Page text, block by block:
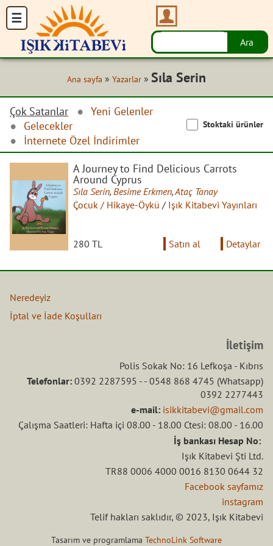
Ana sayfa » Yazarlar » Sıla Serin
Çok Satanlar
Yeni Gelenler
Gelecekler
İnternete Özel İndirimler
Stoktaki ürünler
A Journey to Find Delicious Carrots
Around Cyprus
Sıla Serin, Besime Erkmen,Ataç Tanay
Çocuk / Hikaye-Öykü / Işık Kitabevi Yayınları
280 TL Satın al Detaylar
Neredeyiz
İptal ve İade Koşulları
İletişim
Polis Sokak No: 16 Lefkoşa - Kıbrıs
Telefonlar: 0392 2287595 - - 0548 868 4745 (Whatsapp)
0392 2277443
e-mail: isikkitabevi@gmail.com
Çalışma Saatleri: Hafta içi 08.00 - 18.00 Ctesi: 08.00 - 16.00
İş bankası Hesap No:
Işık Kitabevi Şti Ltd.
TR88 0006 4000 0016 8130 0644 32
Facebook sayfamız
instagram
Telif hakları saklıdır, © 2023, Işık Kitabevi
Tasarım ve programlama TechnoLink Software